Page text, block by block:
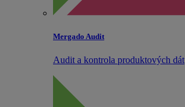
Mergado Audit
Audit a kontrola produktových dát